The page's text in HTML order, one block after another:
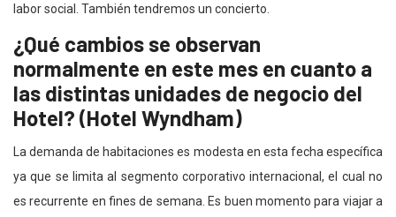
labor social. También tendremos un concierto.
¿Qué cambios se observan
normalmente en este mes en cuanto a
las distintas unidades de negocio del
Hotel? (Hotel Wyndham)
La demanda de habitaciones es modesta en esta fecha específica
ya que se limita al segmento corporativo internacional, el cual no
es recurrente en fines de semana. Es buen momento para viajar a